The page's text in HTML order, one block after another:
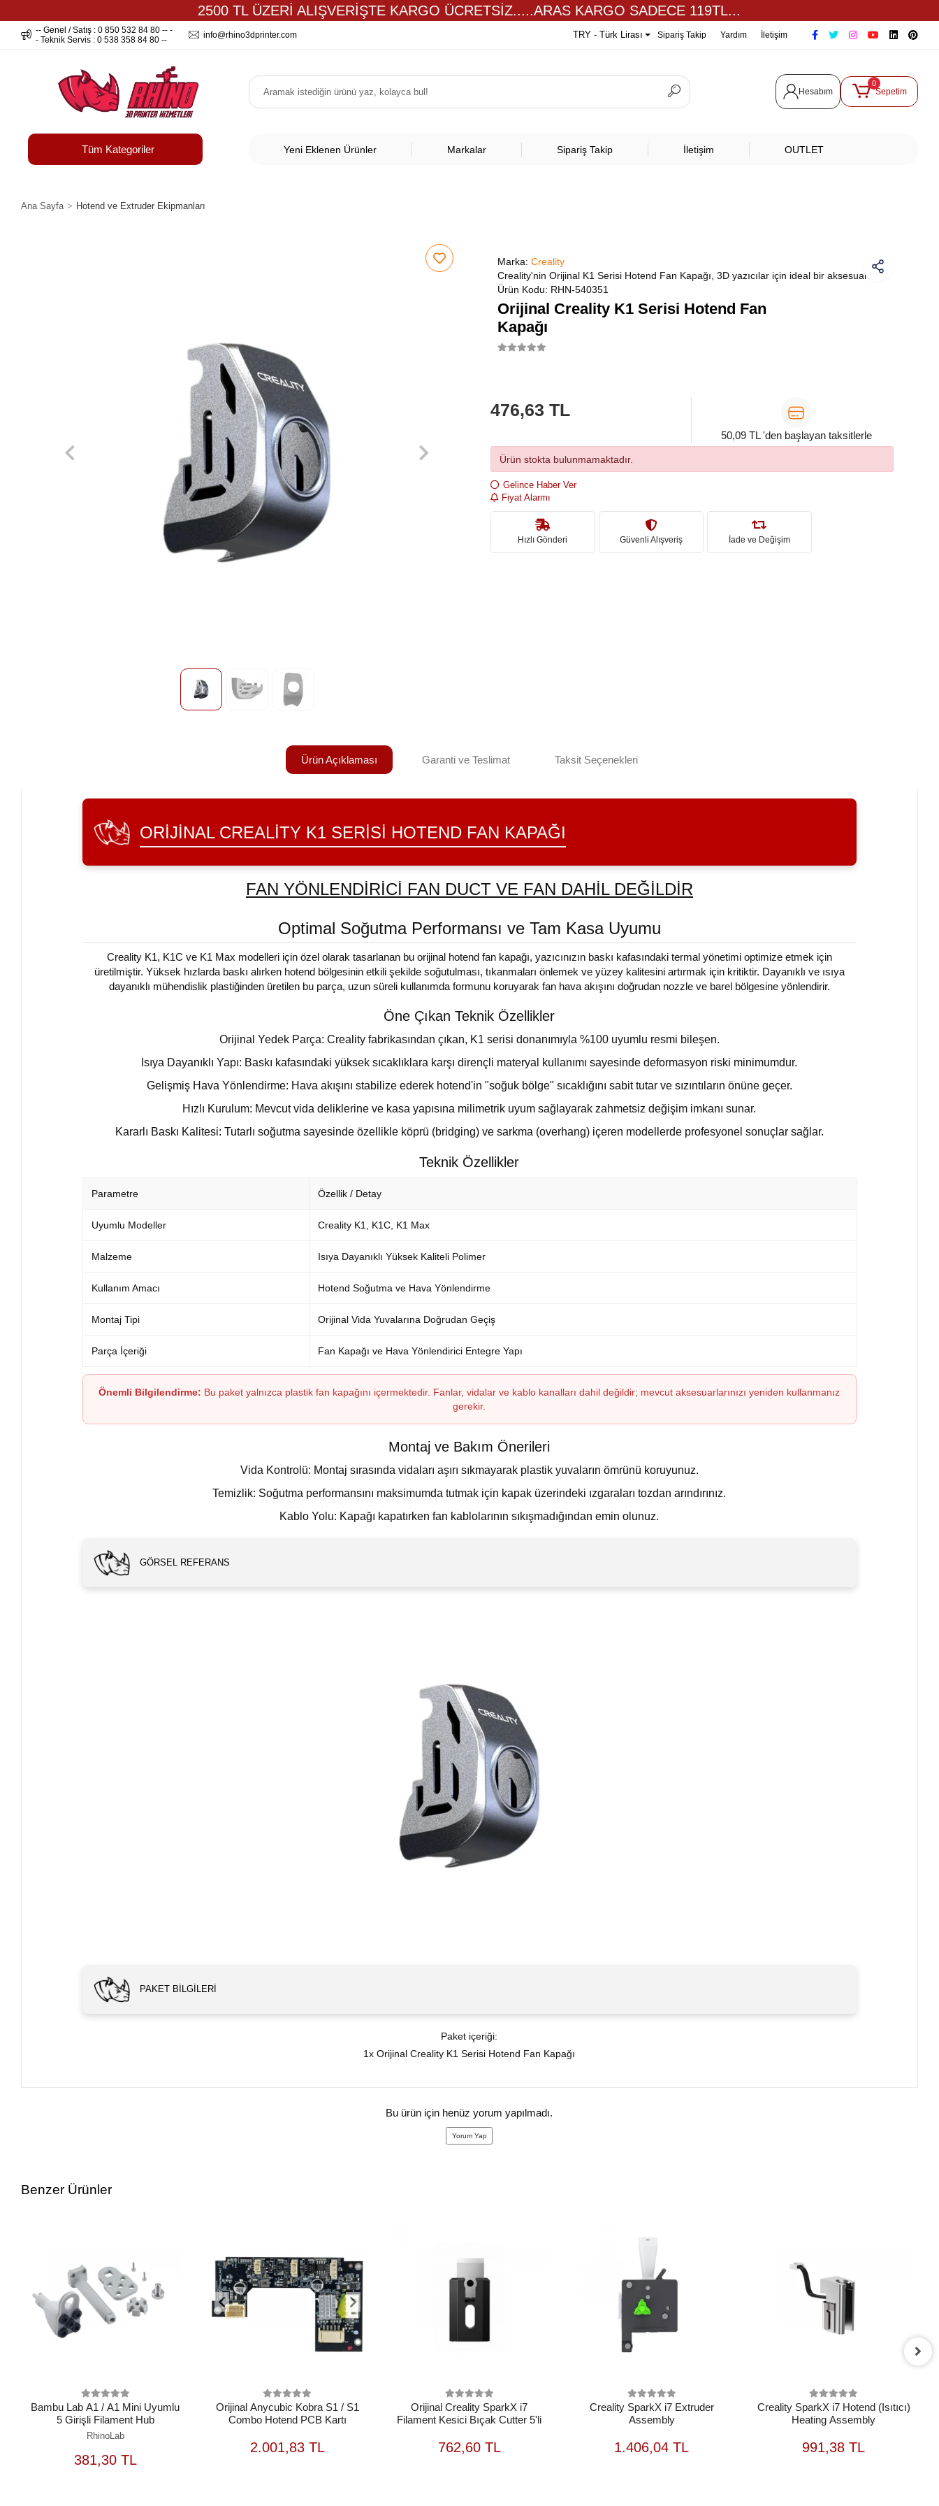
2500 TL ÜZERİ ALIŞVERİŞTE KARGO ÜCRETSİZ.....ARAS KARGO SADECE 119TL...
-- Genel / Satış : 0 850 532 84 80 -- -
- Teknik Servis : 0 538 358 84 80 --
info@rhino3dprinter.com TRY - Türk Lirası Sipariş Takip Yardım İletişim
Hesabım
0
Sepetim
Tüm Kategoriler Yeni Eklenen Ürünler Markalar Sipariş Takip İletişim OUTLET
Ana Sayfa Hotend ve Extruder Ekipmanları
Marka: Creality
Creality'nin Orijinal K1 Serisi Hotend Fan Kapağı, 3D yazıcılar için ideal bir aksesuardır.
Ürün Kodu: RHN-540351
Orijinal Creality K1 Serisi Hotend Fan
Kapağı
476,63 TL
50,09 TL 'den başlayan taksitlerle
Ürün stokta bulunmamaktadır.
Gelince Haber Ver
Fiyat Alarmı
Hızlı Gönderi Güvenli Alışveriş İade ve Değişim
Ürün Açıklaması Garanti ve Teslimat Taksit Seçenekleri
ORIJINAL CREALITY K1 SERISI HOTEND FAN KAPAĞI
FAN YÖNLENDİRİCİ FAN DUCT VE FAN DAHİL DEĞİLDİR
Optimal Soğutma Performansı ve Tam Kasa Uyumu
Creality K1, K1C ve K1 Max modelleri için özel olarak tasarlanan bu orijinal hotend fan kapağı, yazıcınızın baskı kafasındaki termal yönetimi optimize etmek için
üretilmiştir. Yüksek hızlarda baskı alırken hotend bölgesinin etkili şekilde soğutulması, tıkanmaları önlemek ve yüzey kalitesini artırmak için kritiktir. Dayanıklı ve ısıya
dayanıklı mühendislik plastiğinden üretilen bu parça, uzun süreli kullanımda formunu koruyarak fan hava akışını doğrudan nozzle ve barel bölgesine yönlendirir.
Öne Çıkan Teknik Özellikler
Orijinal Yedek Parça: Creality fabrikasından çıkan, K1 serisi donanımıyla %100 uyumlu resmi bileşen.
Isıya Dayanıklı Yapı: Baskı kafasındaki yüksek sıcaklıklara karşı dirençli materyal kullanımı sayesinde deformasyon riski minimumdur.
Gelişmiş Hava Yönlendirme: Hava akışını stabilize ederek hotend'in "soğuk bölge" sıcaklığını sabit tutar ve sızıntıların önüne geçer.
Hızlı Kurulum: Mevcut vida deliklerine ve kasa yapısına milimetrik uyum sağlayarak zahmetsiz değişim imkanı sunar.
Kararlı Baskı Kalitesi: Tutarlı soğutma sayesinde özellikle köprü (bridging) ve sarkma (overhang) içeren modellerde profesyonel sonuçlar sağlar.
Teknik Özellikler
Parametre Özellik / Detay
Uyumlu Modeller Creality K1, K1C, K1 Max
Malzeme Isıya Dayanıklı Yüksek Kaliteli Polimer
Kullanım Amacı Hotend Soğutma ve Hava Yönlendirme
Montaj Tipi Orijinal Vida Yuvalarına Doğrudan Geçiş
Parça İçeriği Fan Kapağı ve Hava Yönlendirici Entegre Yapı
Önemli Bilgilendirme: Bu paket yalnızca plastik fan kapağını içermektedir. Fanlar, vidalar ve kablo kanalları dahil değildir; mevcut aksesuarlarınızı yeniden kullanmanız
gerekir.
Montaj ve Bakım Önerileri
Vida Kontrolü: Montaj sırasında vidaları aşırı sıkmayarak plastik yuvaların ömrünü koruyunuz.
Temizlik: Soğutma performansını maksimumda tutmak için kapak üzerindeki ızgaraları tozdan arındırınız.
Kablo Yolu: Kapağı kapatırken fan kablolarının sıkışmadığından emin olunuz.
GÖRSEL REFERANS
PAKET BILGILERI
Paket içeriği:
1x Orijinal Creality K1 Serisi Hotend Fan Kapağı
Bu ürün için henüz yorum yapılmadı.
Yorum Yap
Benzer Ürünler
Bambu Lab A1 / A1 Mini Uyumlu
5 Girişli Filament Hub
RhinoLab
381,30 TLSEPETE
EKLE
Orijinal Anycubic Kobra S1 / S1
Combo Hotend PCB Kartı
2.001,83 TL
SEPETE
EKLE
Orijinal Creality SparkX i7
Filament Kesici Bıçak Cutter 5'li
762,60 TLSEPETE
EKLE
Creality SparkX i7 Extruder
Assembly
1.406,04 TL
SEPETE
EKLE
Creality SparkX i7 Hotend (Isıtıcı)
Heating Assembly
991,38 TLSEPETE
EKLE